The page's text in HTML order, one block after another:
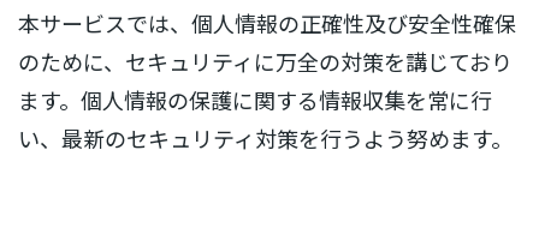
本サービスでは、個人情報の正確性及び安全性確保
のために、セキュリティに万全の対策を講じており
ます。個人情報の保護に関する情報収集を常に行
い、最新のセキュリティ対策を行うよう努めます。